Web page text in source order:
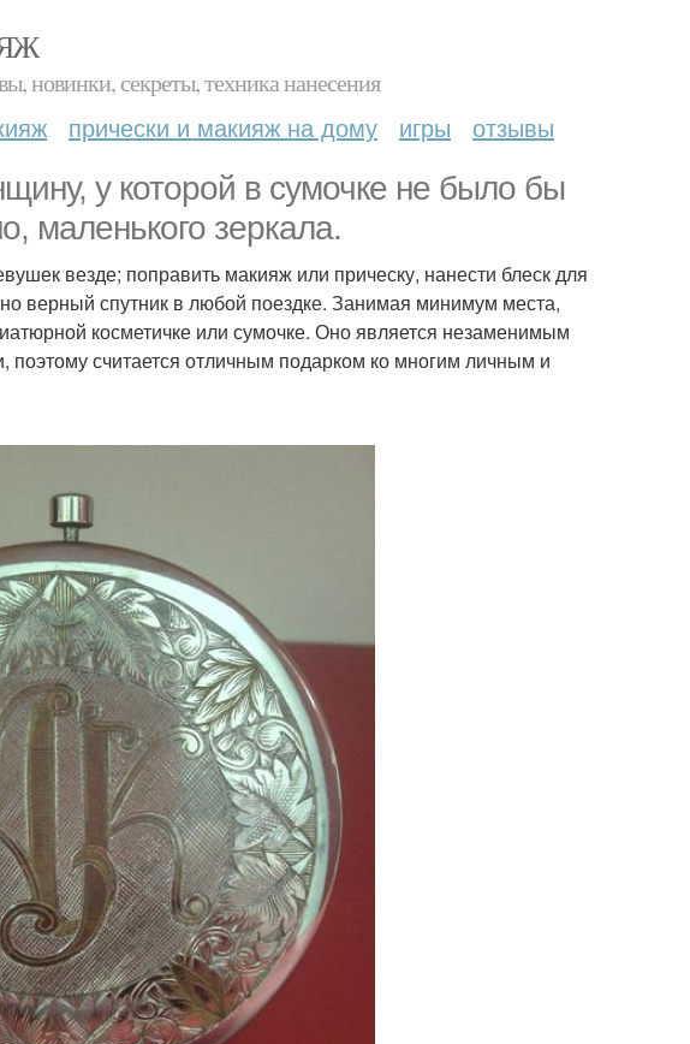
новинки, секреты, техника нанесения
прически и макияж на дому игры отзывы
у которой в сумочке не было бы
маленького зеркала.
везде; поправить макияж или прическу, нанести блеск для
верный спутник в любой поездке. Занимая минимум места,
косметичке или сумочке. Оно является незаменимым
считается отличным подарком ко многим личным и